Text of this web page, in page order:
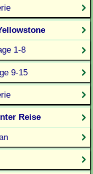
1-8
9-15
Reise